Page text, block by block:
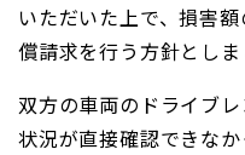
いただいた上で、損害
償請求を行う方針としま
双方の車両のドライブ
状況が直接確認できな